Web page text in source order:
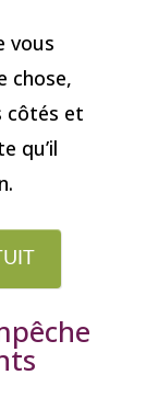
vous
chose,
côtés et
qu’il